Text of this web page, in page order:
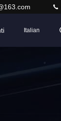
Italian